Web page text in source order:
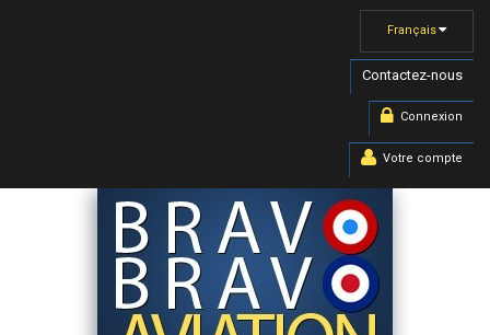
Français
Contactez-nous
Connexion
Votre compte